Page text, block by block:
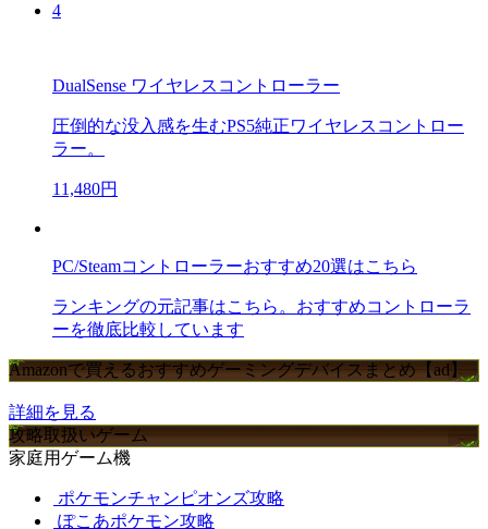
4
DualSense ワイヤレスコントローラー
圧倒的な没入感を生むPS5純正ワイヤレスコントロー
ラー。
11,480円
PC/Steamコントローラーおすすめ20選はこちら
ランキングの元記事はこちら。おすすめコントローラ
ーを徹底比較しています
Amazonで買えるおすすめゲーミングデバイスまとめ【ad】
詳細を見る
攻略取扱いゲーム
家庭用ゲーム機
ポケモンチャンピオンズ攻略
ぽこあポケモン攻略